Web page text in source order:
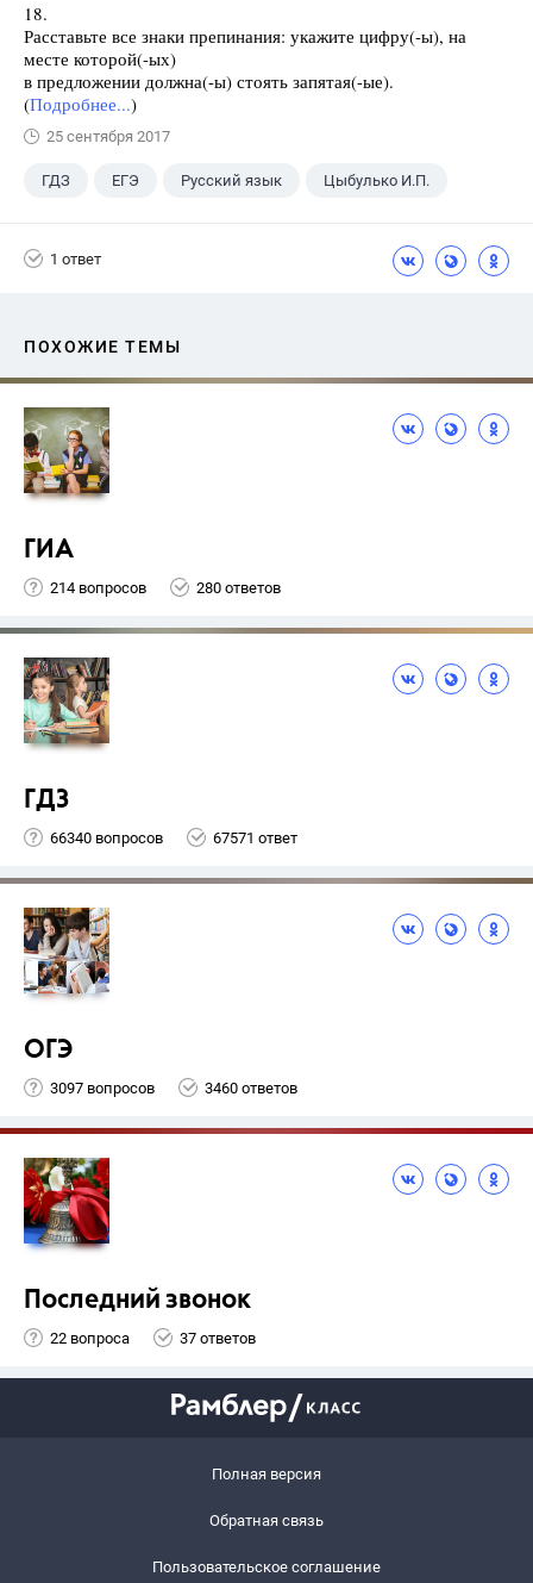
18.
Расставьте все знаки препинания: укажите цифру(-ы), на
месте которой(-ых)
в предложении должна(-ы) стоять запятая(-ые).
(Подробнее...)
25 сентября 2017
ГДЗ ЕГЭ Русский язык Цыбулько И.П.
1 ответ
ПОХОЖИЕ ТЕМЫ
ГИА
214 вопросов 280 ответов
ГДЗ
66340 вопросов 67571 ответ
ОГЭ
3097 вопросов 3460 ответов
Последний звонок
22 вопроса 37 ответов
Полная версия
Обратная связь
Пользовательское соглашение